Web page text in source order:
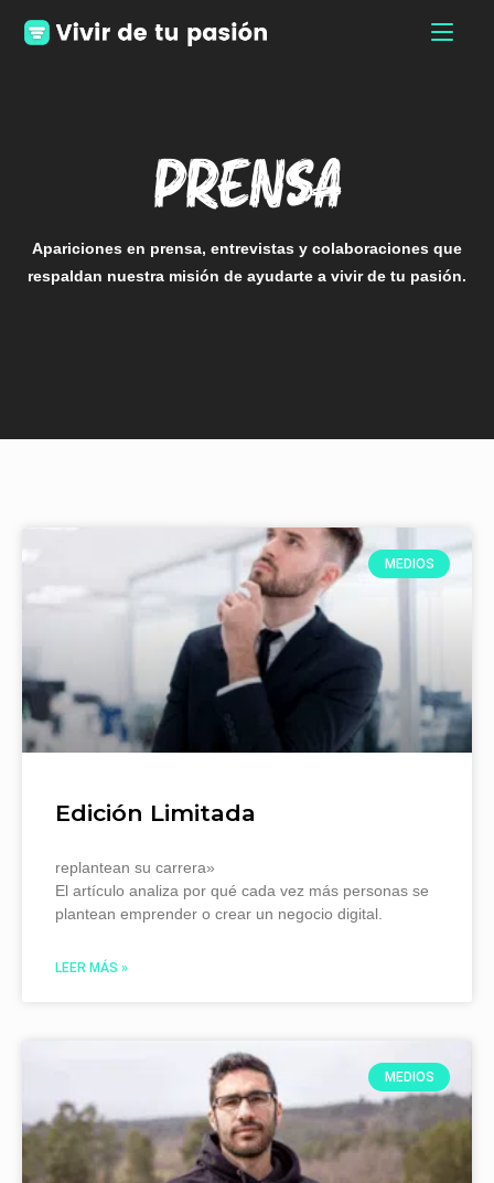
prensa
Apariciones en prensa, entrevistas y colaboraciones que
respaldan nuestra misión de ayudarte a vivir de tu pasión.
MEDIOS
Edición Limitada
replantean su carrera»
El artículo analiza por qué cada vez más personas se
plantean emprender o crear un negocio digital.
LEER MÁS »
MEDIOS